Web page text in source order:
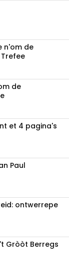
n'om de
de
et 4 pagina's
Paul
ontwerrepe
Gròòt Berregs